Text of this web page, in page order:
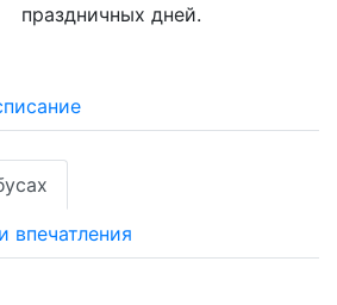
праздничных дней.
впечатления